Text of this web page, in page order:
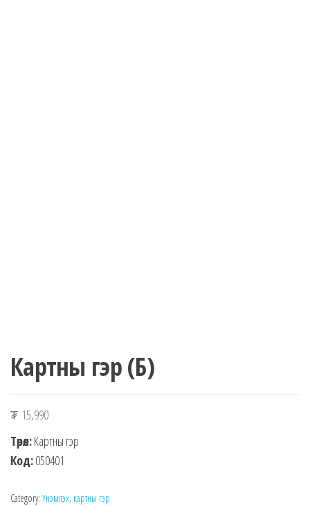
Картны гэр (Б)
₮ 15,990
Төрөл:Картны гэр
Код:050401
Category: Үнэмлэх, картны гэр